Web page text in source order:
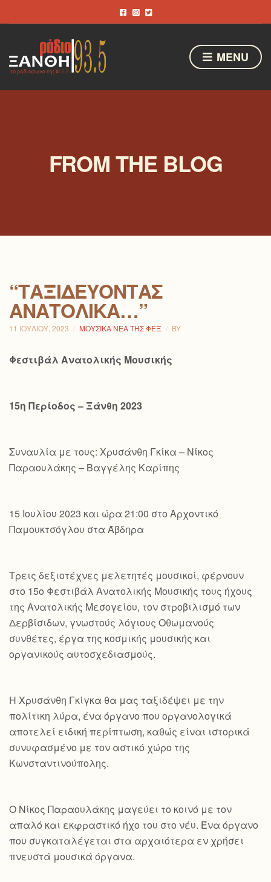
MENU
FROM THE BLOG
“ΤΑΞΙΔΕΎΟΝΤΑΣ
ΑΝΑΤΟΛΙΚΆ…”
11 ΙΟΥΛΊΟΥ, 2023 ΜΟΥΣΙΚΆ ΝΈΑ ΤΗΣ ΦΕΞ BY
Φεστιβάλ Ανατολικής Μουσικής
15η Περίοδος – Ξάνθη 2023
Συναυλία με τους: Χρυσάνθη Γκίκα – Νίκος
Παραουλάκης – Βαγγέλης Καρίπης
15 Ιουλίου 2023 και ώρα 21:00 στο Αρχοντικό
Παμουκτσόγλου στα Άβδηρα
Τρεις δεξιοτέχνες μελετητές μουσικοί, φέρνουν
στο 15ο Φεστιβάλ Ανατολικής Μουσικής τους ήχους
της Ανατολικής Μεσογείου, τον στροβιλισμό των
Δερβίσιδων, γνωστούς λόγιους Οθωμανούς
συνθέτες, έργα της κοσμικής μουσικής και
οργανικούς αυτοσχεδιασμούς.
Η Χρυσάνθη Γκίγκα θα μας ταξιδέψει με την
πολίτικη λύρα, ένα όργανο που οργανολογικά
αποτελεί ειδική περίπτωση, καθώς είναι ιστορικά
συνυφασμένο με τον αστικό χώρο της
Κωνσταντινούπολης.
Ο Νίκος Παραουλάκης μαγεύει το κοινό με τον
απαλό και εκφραστικό ήχο του στο νέυ. Ένα όργανο
που συγκαταλέγεται στα αρχαιότερα εν χρήσει
πνευστά μουσικά όργανα.